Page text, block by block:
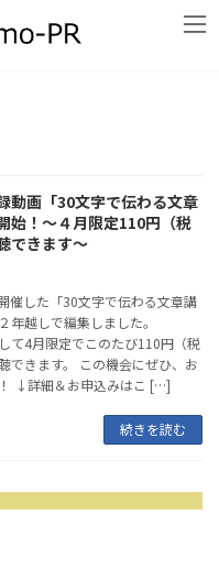
動画「30文字で伝わる文章
始！～４月限定110円（税
できます～
催した「30文字で伝わる文章講
２年越しで編集しました。
て4月限定でこのたび110円（税
できます。 この機会にぜひ、お
↓詳細＆お申込みはこ […]
続きを読む